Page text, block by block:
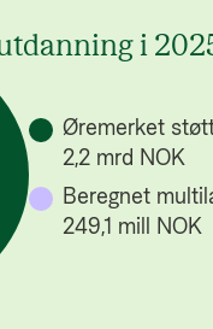
i
Øremerket
2,2 mrd NOK
Beregnet
249,1 mill NOK
beregninger